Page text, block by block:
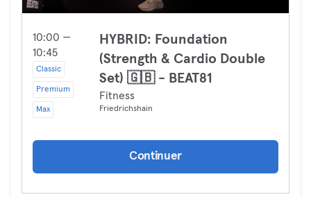
10:00 —
10:45
Classic
Premium
Max
HYBRID: Foundation
(Strength & Cardio Double
Set) 🇬🇧 - BEAT81
Fitness
Friedrichshain
Continuer